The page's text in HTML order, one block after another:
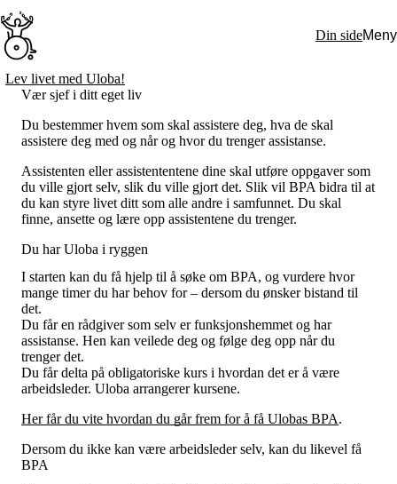
til
hovedinnhold
Din sideMeny
Søk:
Hva vi gjør
BPA og kommunen
Beslutningsstøtteråd
Funksjonsassistanse
Stolte, sterke og synlige historier
Ti gode grunner til å velge Uloba
Engasjer deg
Bli medlem
Bli assistent
Arrangementer
Independent Living-festivalen
Skansgård-forelesningen
Medlemsrådet
Selvsagt
Bente Skansgårds Independent Living-fond
Om oss
Nyheter
Om Uloba
Supportsenter
Lev livet med Uloba!
Vær sjef i ditt eget liv
Du bestemmer hvem som skal assistere deg, hva de skal
assistere deg med og når og hvor du trenger assistanse.
Assistenten eller assistententene dine skal utføre oppgaver som
du ville gjort selv, slik du ville gjort det. Slik vil BPA bidra til at
du kan styre livet ditt som alle andre i samfunnet. Du skal
finne, ansette og lære opp assistentene du trenger.
Du har Uloba i ryggen
I starten kan du få hjelp til å søke om BPA, og vurdere hvor
mange timer du har behov for – dersom du ønsker bistand til
det.
Du får en rådgiver som selv er funksjonshemmet og har
assistanse. Hen kan veilede deg og følge deg opp når du
trenger det.
Du får delta på obligatoriske kurs i hvordan det er å være
arbeidsleder. Uloba arrangerer kursene.
Her får du vite hvordan du går frem for å få Ulobas BPA.
Dersom du ikke kan være arbeidsleder selv, kan du likevel få
BPA